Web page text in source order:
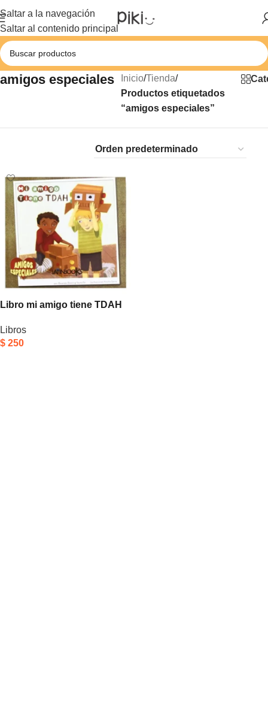
Saltar a la navegación
Saltar al contenido principal
amigos especiales Inicio/Tienda/
Productos etiquetados
“amigos especiales”
Libro mi amigo tiene TDAH
Libros
$ 250